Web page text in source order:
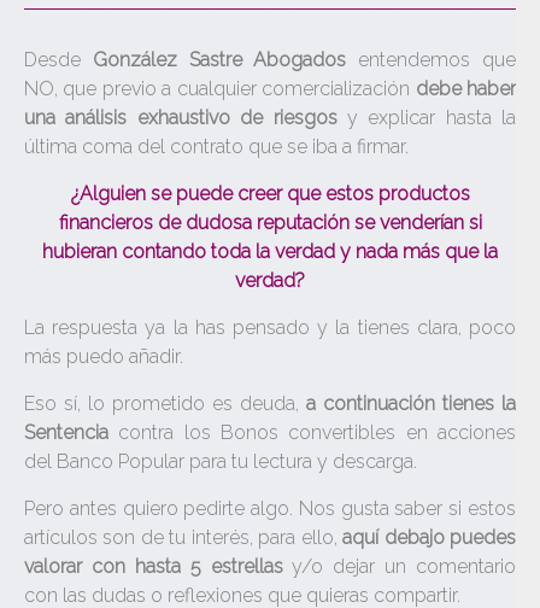
Desde González Sastre Abogados entendemos que
NO, que previo a cualquier comercialización debe haber
una análisis exhaustivo de riesgosy explicar hasta la
última coma del contrato que se iba a firmar.
¿Alguien se puede creer que estos productos
financieros de dudosa reputación se venderían si
hubieran contando toda la verdad y nada más que la
verdad?
La respuesta ya la has pensado y la tienes clara, poco
más puedo añadir.
Eso sí, lo prometido es deuda, a continuación tienes la
Sentencia contra los Bonos convertibles en acciones
del Banco Popular para tu lectura y descarga.
Pero antes quiero pedirte algo. Nos gusta saber si estos
artículos son de tu interés, para ello,aquí debajo puedes
valorar con hasta 5 estrellasy/o dejar un comentario
con las dudas o reflexiones que quieras compartir.